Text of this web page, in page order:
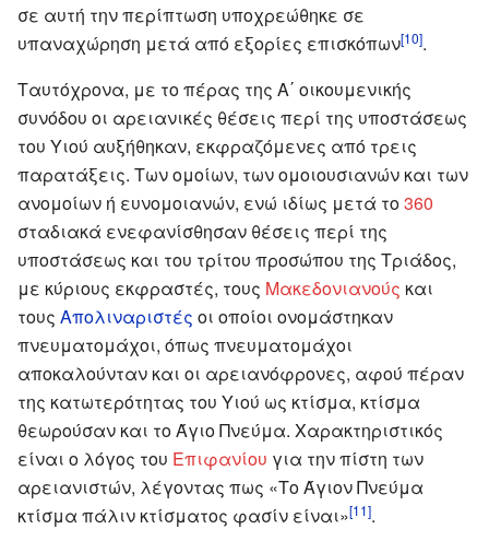
σε αυτή την περίπτωση υποχρεώθηκε σε
υπαναχώρηση μετά από εξορίες επισκόπων[10].
Ταυτόχρονα, με το πέρας της Α΄ οικουμενικής
συνόδου οι αρειανικές θέσεις περί της υποστάσεως
του Υιού αυξήθηκαν, εκφραζόμενες από τρεις
παρατάξεις. Των ομοίων, των ομοιουσιανών και των
ανομοίων ή ευνομοιανών, ενώ ιδίως μετά το360
σταδιακά ενεφανίσθησαν θέσεις περί της
υποστάσεως και του τρίτου προσώπου της Τριάδος,
με κύριους εκφραστές, τους Μακεδονιανούς και
τους Απολιναριστές οι οποίοι ονομάστηκαν
πνευματομάχοι, όπως πνευματομάχοι
αποκαλούνταν και οι αρειανόφρονες, αφού πέραν
της κατωτερότητας του Υιού ως κτίσμα, κτίσμα
θεωρούσαν και το Άγιο Πνεύμα. Χαρακτηριστικός
είναι ο λόγος του Επιφανίου για την πίστη των
αρειανιστών, λέγοντας πως «Το Άγιον Πνεύμα
κτίσμα πάλιν κτίσματος φασίν είναι»[11].